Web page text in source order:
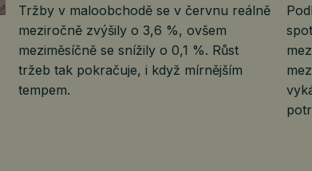
Tržby v maloobchodě se v červnu reálně
meziročně zvýšily o 3,6 %, ovšem
meziměsíčně se snížily o 0,1 %. Růst
tržeb tak pokračuje, i když mírnějším
tempem.